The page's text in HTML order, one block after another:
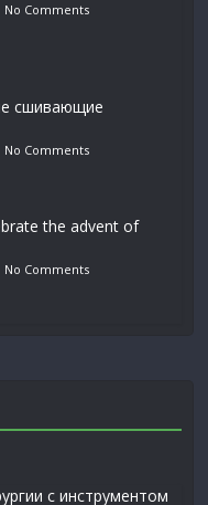
No Comments
сшивающие
No Comments
the advent of
No Comments